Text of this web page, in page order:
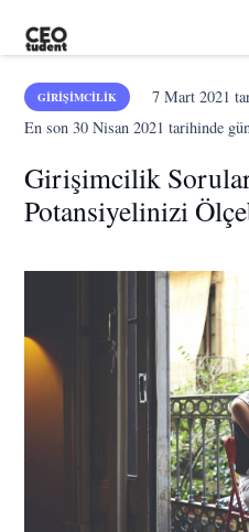
GIRIŞIMCILIK 7 Mart 2021
En son30 Nisan 2021 tarihinde
Girişimcilik
Potansiyelinizi